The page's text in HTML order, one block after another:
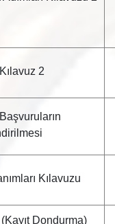
2
Kılavuzu
Dondurma)